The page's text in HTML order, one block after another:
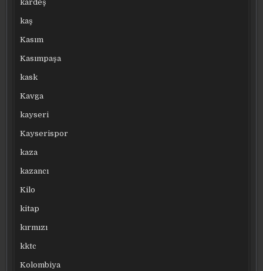
kardeş
kaş
Kasım
Kasımpaşa
kask
Kavga
kayseri
Kayserispor
kaza
kazancı
Kilo
kitap
kırmızı
kktc
Kolombiya